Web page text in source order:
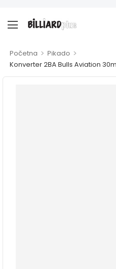
Početna > Pikado >
Konverter 2BA Bulls Aviation